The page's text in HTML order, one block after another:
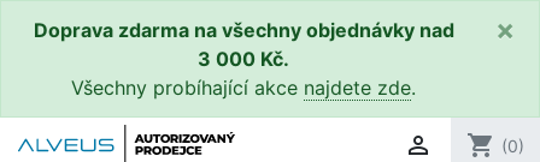
Doprava zdarma na všechny objednávky nad
3 000 Kč.
Všechny probíhající akce najdete zde.
×
 shopping_cart (0)